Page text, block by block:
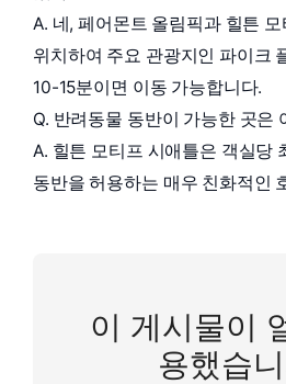
A. 네, 페어몬트 올림픽과 힐튼
위치하여 주요 관광지인 파이크
10-15분이면 이동 가능합니다.
Q. 반려동물 동반이 가능한 곳은
A. 힐튼 모티프 시애틀은 객실당
동반을 허용하는 매우 친화적인
이 게시물이
용했습